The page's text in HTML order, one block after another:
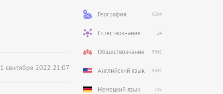
1 сентября 2022 21:07
География 9594
Естествознание 14
Обществознание 5942
Английский язык 5847
Немецкий язык 235